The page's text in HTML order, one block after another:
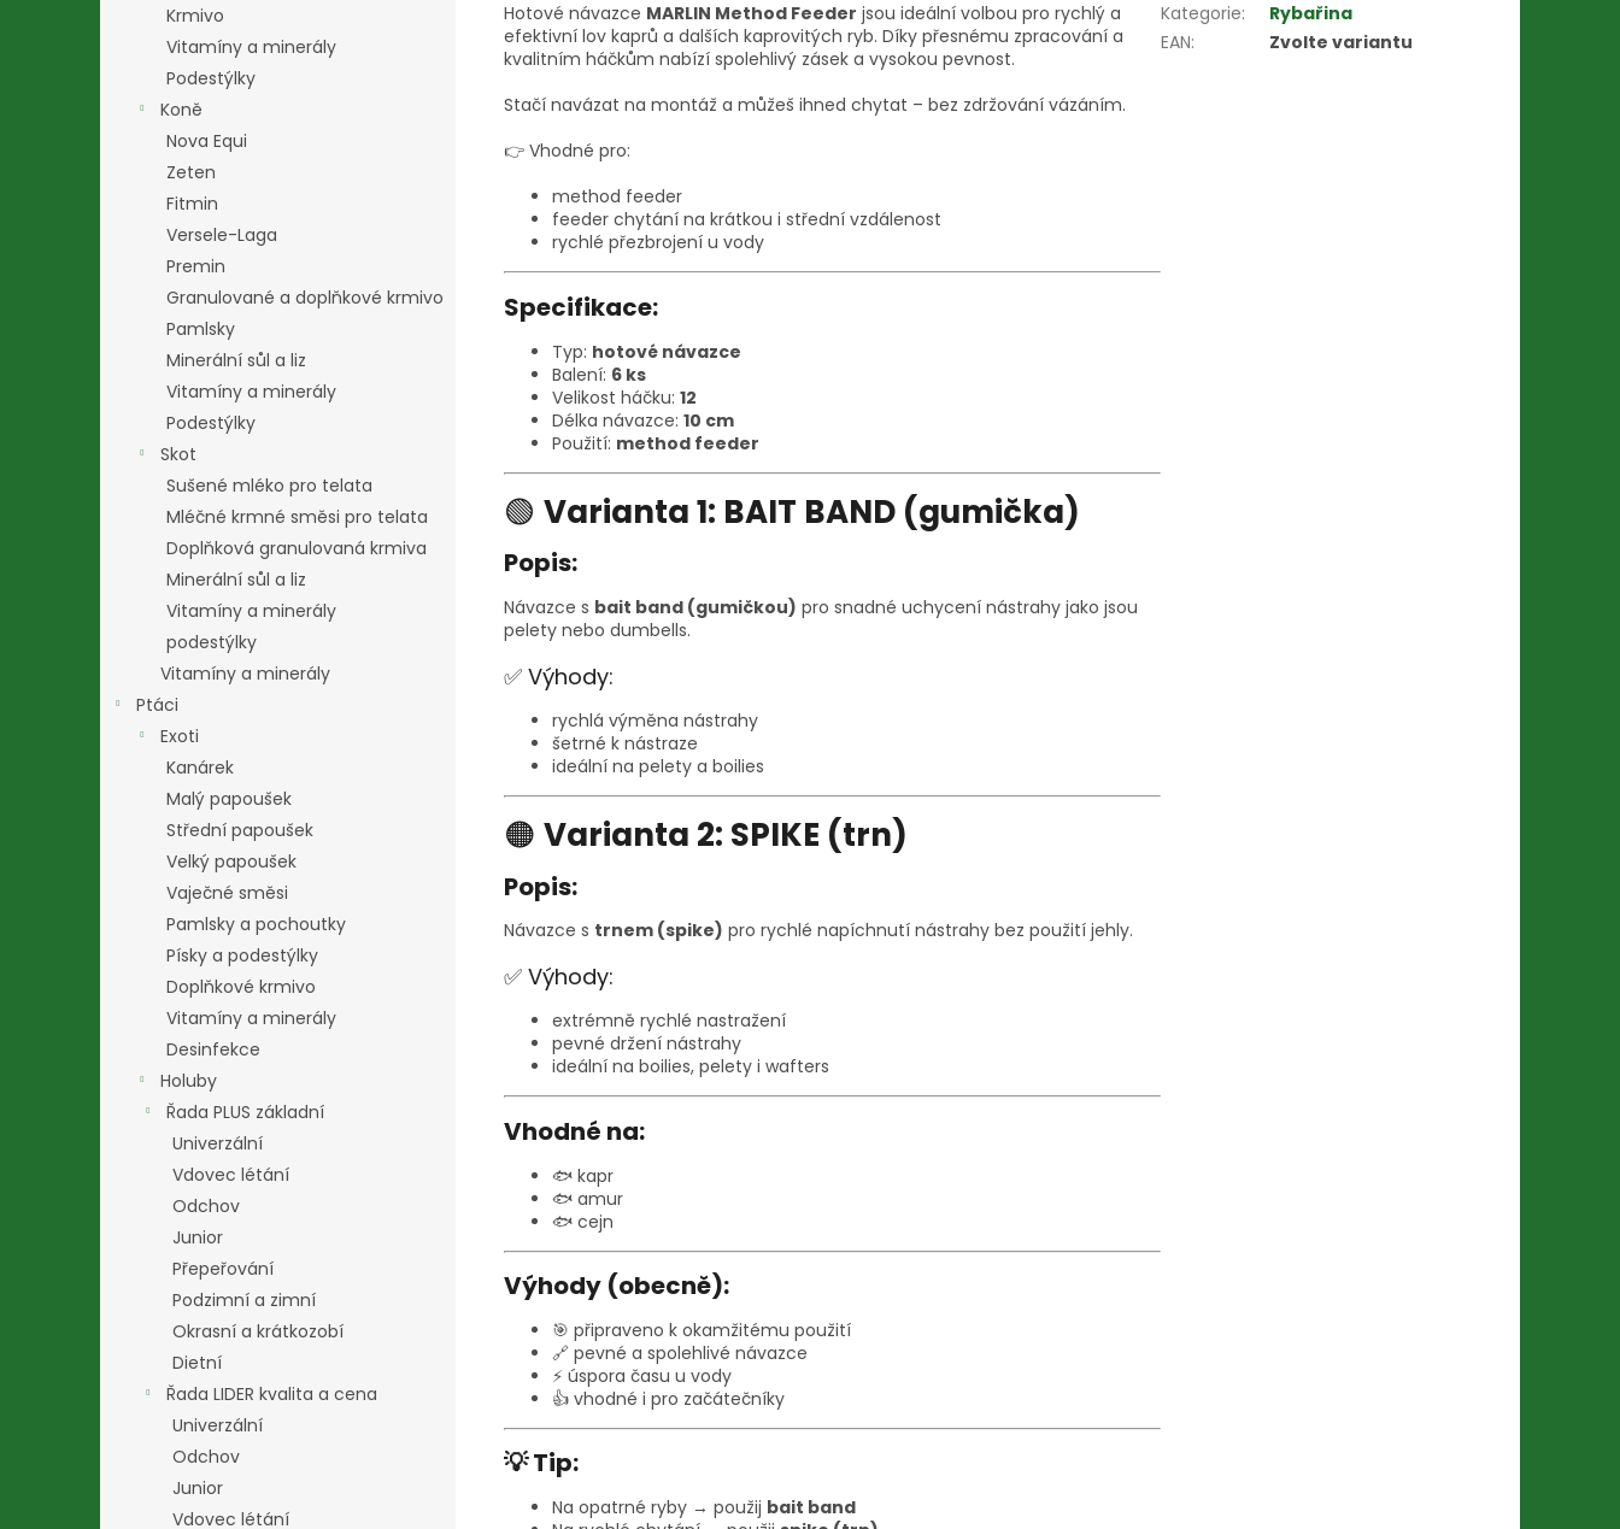
Krmivo
Vitamíny a minerály
Podestýlky
Koně
Nova Equi
Zeten
Fitmin
Versele-Laga
Premin
Granulované a doplňkové krmivo
Pamlsky
Minerální sůl a liz
Vitamíny a minerály
Podestýlky
Skot
Sušené mléko pro telata
Mléčné krmné směsi pro telata
Doplňková granulovaná krmiva
Minerální sůl a liz
Vitamíny a minerály
podestýlky
Vitamíny a minerály
Ptáci
Exoti
Kanárek
Malý papoušek
Střední papoušek
Velký papoušek
Vaječné směsi
Pamlsky a pochoutky
Písky a podestýlky
Doplňkové krmivo
Vitamíny a minerály
Desinfekce
Holuby
Řada PLUS základní
Univerzální
Vdovec létání
Odchov
Junior
Přepeřování
Podzimní a zimní
Okrasní a krátkozobí
Dietní
Řada LIDER kvalita a cena
Univerzální
Odchov
Junior
Vdovec létání
Hotové návazce MARLIN Method Feeder jsou ideální volbou pro rychlý a
efektivní lov kaprů a dalších kaprovitých ryb. Díky přesnému zpracování a
kvalitním háčkům nabízí spolehlivý zásek a vysokou pevnost.
Stačí navázat na montáž a můžeš ihned chytat – bez zdržování vázáním.
👉 Vhodné pro:
method feeder
feeder chytání na krátkou i střední vzdálenost
rychlé přezbrojení u vody
Specifikace:
Typ: hotové návazce
Balení: 6 ks
Velikost háčku: 12
Délka návazce: 10 cm
Použití: method feeder
🟢 Varianta 1: BAIT BAND (gumička)
Popis:
Návazce s bait band (gumičkou) pro snadné uchycení nástrahy jako jsou
pelety nebo dumbells.
✅ Výhody:
rychlá výměna nástrahy
šetrné k nástraze
ideální na pelety a boilies
🟠 Varianta 2: SPIKE (trn)
Popis:
Návazce s trnem (spike) pro rychlé napíchnutí nástrahy bez použití jehly.
✅ Výhody:
extrémně rychlé nastražení
pevné držení nástrahy
ideální na boilies, pelety i wafters
Vhodné na:
🐟 kapr
🐟 amur
🐟 cejn
Výhody (obecně):
🎯 připraveno k okamžitému použití
🔗 pevné a spolehlivé návazce
⚡ úspora času u vody
👍 vhodné i pro začátečníky
💡 Tip:
Na opatrné ryby → použij bait band
Kategorie:
Rybařina
EAN: Zvolte variantu